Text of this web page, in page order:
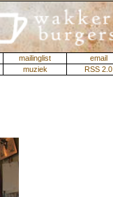
mailinglist
email
muziek RSS 2.0